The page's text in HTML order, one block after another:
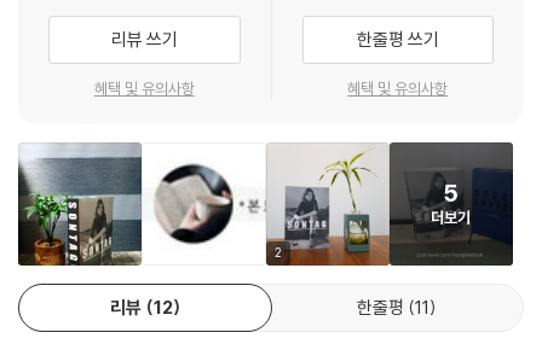
손택의 삶은 20세기의 수많은 중대한 사건이 일어났던 바로 그곳에서 펼
쳐졌다. 제2차 세계대전부터 세계무역센터가 무너져내릴 때까지, 사회적·
문화적·정치적 각성이 일어나고 새로운 문화가 창조되었던 그 모든 순간에
손택이 있었다. ‘지금 여기’의 대응적 시공간으로서 ‘그때 거기’에서 수전
가를 적나라하게 보여준다. 그것은 반지성주의와 소셜미디어가 결합한 시
대에 어쩌면 불가능한 것으로 보이는 존재, (수전 손택으로 대표되는) 매
혹과 권위를 두루 갖춘 비판적 지식인이다.
그러나 이 부재의 감각은 ‘최후의 지식인’이 되어버린 당대의 수전 손택이
직면해야 했던 조건이기도 했다. 그는 현대보다 더 높은 기준으로서의 과
거, 예언자의 권위를 갖춘 지난날의 지식인들로부터 동시대 윤리의 근원을
“작가이자 지식인으로서 손택은 자신을 숭배하는 사람에게든 깎아내리는
사람에게든 강렬하고 짜릿한 감정을 선사했다. 다니엘 슈라이버의 균형 있
고 적극적인 조사와 시선을 잡아끄는 전기적 서술은 그래서 더더욱 반갑게
- 마이클 더다 (퓰리처상 수상 작가)
“명쾌하고 냉철한 전기. 손택의 삶(손택 자신은 이를 프로젝트라 불렀다)
을 일련의 자기창조와 이례적인 스타 지식인의 지위를 유지하게 해준 계획
적이고도 대대적인 홍보로 그려낸다. (…) 손택의 영향력 있는 작품들을 간
단명료하게 분석하고, 평생에 걸친 문화운동을 폭넓고 적절하게 개괄한
다.”
리뷰 쓰기
혜택 및 유의사항
한줄평 쓰기
혜택 및 유의사항
2
5
더보기
리뷰 12 한줄평 11